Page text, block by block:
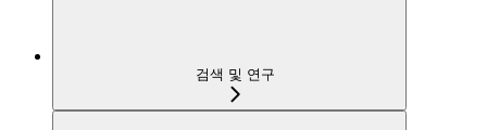
검색 및 연구